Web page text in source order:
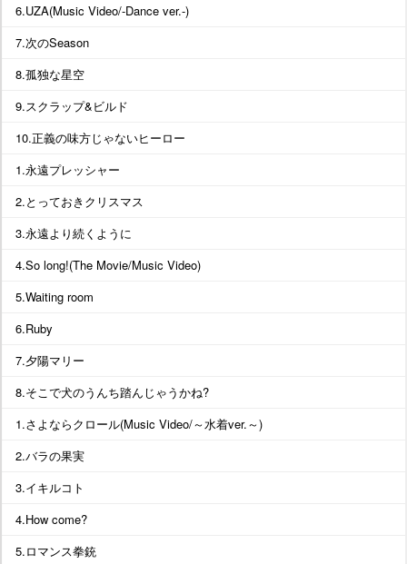
6.UZA(Music Video/-Dance ver.-)
7.次のSeason
8.孤独な星空
9.スクラップ&ビルド
10.正義の味方じゃないヒーロー
1.永遠プレッシャー
2.とっておきクリスマス
3.永遠より続くように
4.So long!(The Movie/Music Video)
5.Waiting room
6.Ruby
7.夕陽マリー
8.そこで犬のうんち踏んじゃうかね?
1.さよならクロール(Music Video/～水着ver.～)
2.バラの果実
3.イキルコト
4.How come?
5.ロマンス拳銃